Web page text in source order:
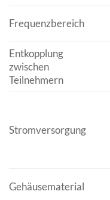
Frequenzbereich
Entkopplung
zwischen
Teilnehmern
Stromversorgung
Gehäusematerial